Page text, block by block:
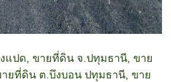
แปด, ขายที่ดิน จ.ปทุมธานี, ขาย
ยที่ดิน ต.บึงบอน ปทุมธานี, ขาย